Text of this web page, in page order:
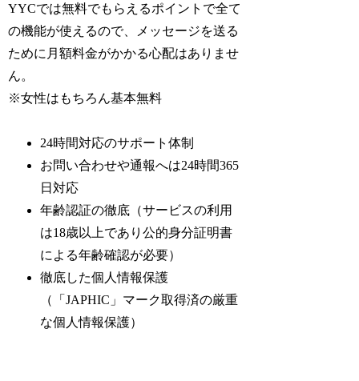
YYCでは無料でもらえるポイントで全て
の機能が使えるので、メッセージを送る
ために月額料金がかかる心配はありませ
ん。
※女性はもちろん基本無料
24時間対応のサポート体制
お問い合わせや通報へは24時間365
日対応
年齢認証の徹底（サービスの利用
は18歳以上であり公的身分証明書
による年齢確認が必要）
徹底した個人情報保護
（「JAPHIC」マーク取得済の厳重
な個人情報保護）